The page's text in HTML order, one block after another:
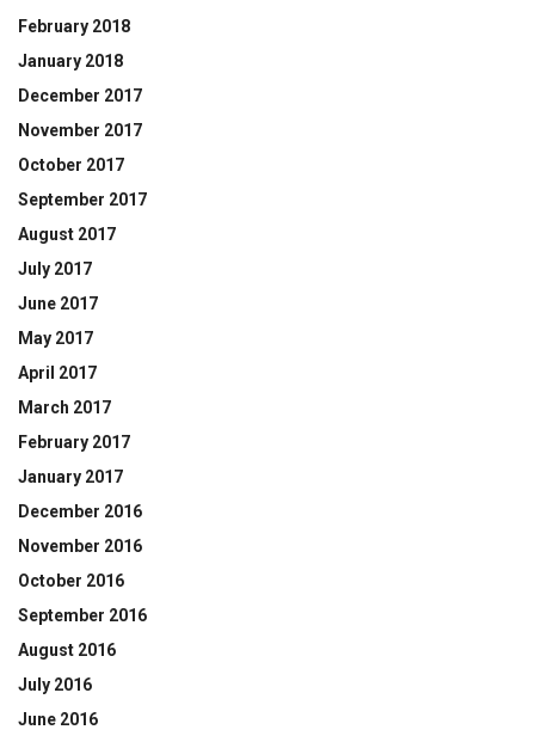
February 2018
January 2018
December 2017
November 2017
October 2017
September 2017
August 2017
July 2017
June 2017
May 2017
April 2017
March 2017
February 2017
January 2017
December 2016
November 2016
October 2016
September 2016
August 2016
July 2016
June 2016